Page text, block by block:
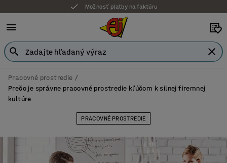
Možnosť platby na faktúru
Pracovné prostredie
Prečo je správne pracovné prostredie kľúčom k silnej firemnej
kultúre
PRACOVNÉ PROSTREDIE